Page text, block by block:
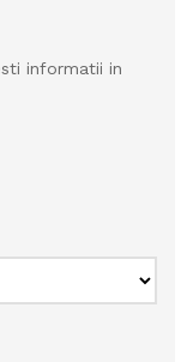
informatii in